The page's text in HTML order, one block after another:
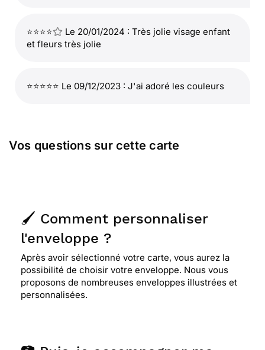
⭐⭐⭐⭐
Le 20/01/2024 : Très jolie visage enfant
et fleurs très jolie
⭐⭐⭐⭐⭐ Le 09/12/2023 : J'ai adoré les couleurs
Vos questions sur cette carte
🖌️ Comment personnaliser
l'enveloppe ?
Après avoir sélectionné votre carte, vous aurez la
possibilité de choisir votre enveloppe. Nous vous
proposons de nombreuses enveloppes illustrées et
personnalisées.